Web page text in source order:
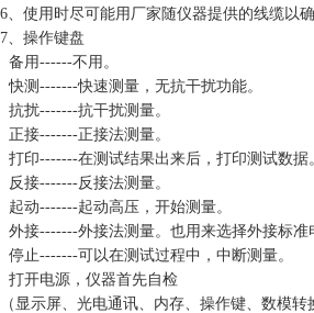
6、使用时尽可能用厂家随仪器提供的线缆以
7、操作键盘
备用------不用。
快测-------快速测量，无抗干扰功能。
抗扰-------抗干扰测量。
正接-------正接法测量。
打印-------在测试结果出来后，打印测试数据
反接-------反接法测量。
起动-------起动高压，开始测量。
外接-------外接法测量。也用来选择外接标准
停止-------可以在测试过程中，中断测量。
打开电源，仪器首先自检
（显示屏、光电通讯、内存、操作键、数模